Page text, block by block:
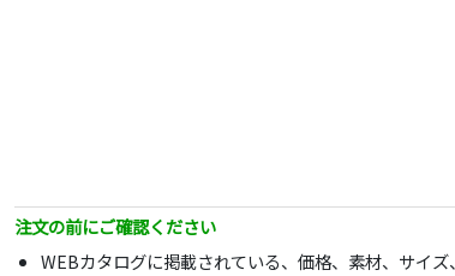
注文の前にご確認ください
WEBカタログに掲載されている、価格、素材、サイ